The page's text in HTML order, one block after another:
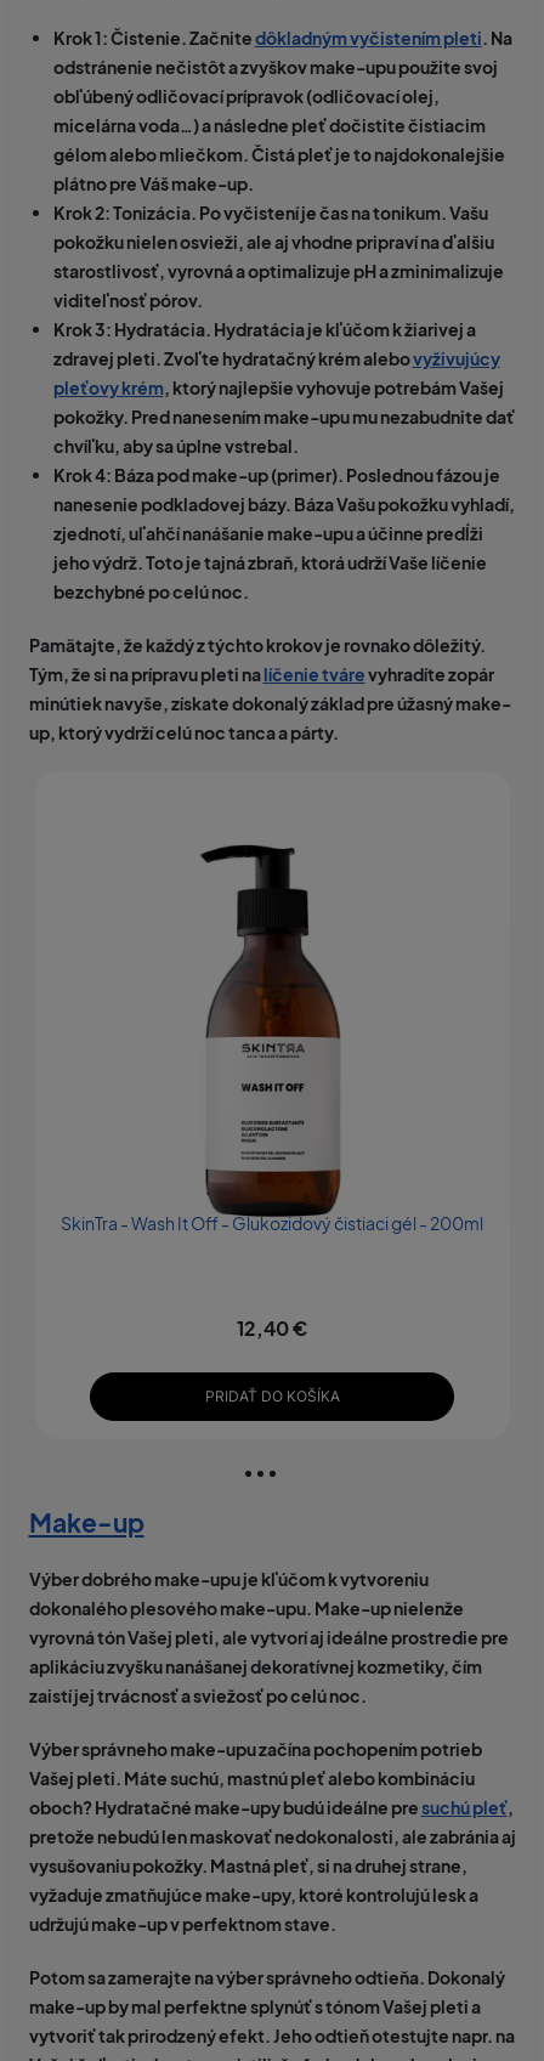
Krok 1: Čistenie. Začnitedôkladným vyčistením pleti. Na
odstránenie nečistôt a zvyškov make-upu použite svoj
obľúbený odličovací prípravok (odličovací olej,
micelárna voda…) a následne pleť dočistite čistiacim
gélom alebo mliečkom. Čistá pleť je to najdokonalejšie
plátno pre Váš make-up.
Krok 2: Tonizácia. Po vyčistení je čas na tonikum. Vašu
pokožku nielen osvieži, ale aj vhodne pripraví na ďalšiu
starostlivosť, vyrovná a optimalizuje pH a zminimalizuje
viditeľnosť pórov.
Krok 3: Hydratácia. Hydratácia je kľúčom k žiarivej a
zdravej pleti. Zvoľte hydratačný krém alebovyživujúcy
pleťovy krém, ktorý najlepšie vyhovuje potrebám Vašej
pokožky. Pred nanesením make-upu mu nezabudnite dať
chvíľku, aby sa úplne vstrebal.
Krok 4: Báza pod make-up (primer). Poslednou fázou je
nanesenie podkladovej bázy. Báza Vašu pokožku vyhladí,
zjednotí, uľahčí nanášanie make-upu a účinne predĺži
jeho výdrž. Toto je tajná zbraň, ktorá udrží Vaše líčenie
bezchybné po celú noc.
Pamätajte, že každý z týchto krokov je rovnako dôležitý.
Tým, že si na prípravu pleti nalíčenie tvárevyhradíte zopár
minútiek navyše, získate dokonalý základ pre úžasný make-
up, ktorý vydrží celú noc tanca a párty.
SkinTra - Wash It Off - Glukozidový čistiaci gél - 200ml
12,40 €
PRIDAŤ DO KOŠÍKA
Make-up
Výber dobrého make-upu je kľúčom k vytvoreniu
dokonalého plesového make-upu. Make-up nielenže
vyrovná tón Vašej pleti, ale vytvorí aj ideálne prostredie pre
aplikáciu zvyšku nanášanej dekoratívnej kozmetiky, čím
zaistí jej trvácnosť a sviežosť po celú noc.
Výber správneho make-upu začínapochopením potrieb
Vašej pleti. Máte suchú, mastnú pleť alebo kombináciu
oboch? Hydratačné make-upybudú ideálne presuchú pleť,
pretože nebudú len maskovať nedokonalosti, ale zabránia aj
vysušovaniu pokožky. Mastná pleť, si na druhej strane,
vyžadujezmatňujúce make-upy, ktoré kontrolujú lesk a
udržujú make-up v perfektnom stave.
Potom sazamerajte na výber správneho odtieňa. Dokonalý
make-up by mal perfektne splynúť s tónom Vašej pleti a
vytvoriť tak prirodzený efekt. Jeho odtieň otestujte napr. na